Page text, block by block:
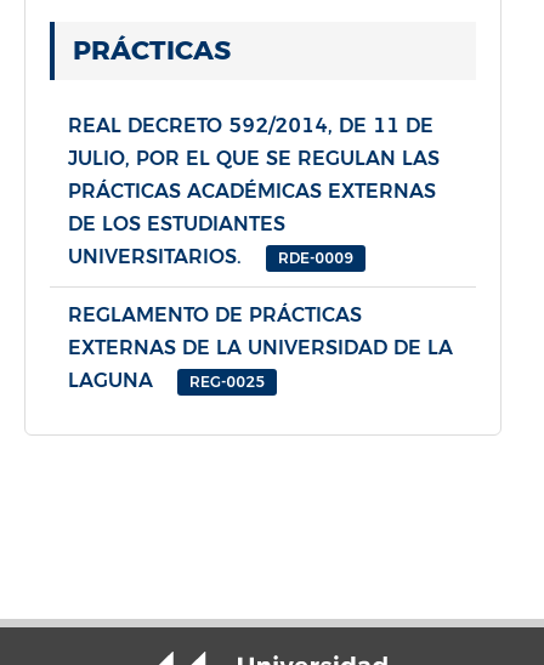
PRÁCTICAS
REAL DECRETO 592/2014, DE 11 DE
JULIO, POR EL QUE SE REGULAN LAS
PRÁCTICAS ACADÉMICAS EXTERNAS
DE LOS ESTUDIANTES
UNIVERSITARIOS.
RDE-0009
REGLAMENTO DE PRÁCTICAS
EXTERNAS DE LA UNIVERSIDAD DE LA
LAGUNA
REG-0025